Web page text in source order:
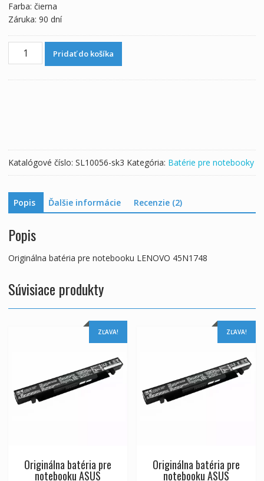
Farba: čierna
Záruka: 90 dní
množstvo
Pridať do košíka
Katalógové číslo: SL10056-sk3 Kategória: Batérie pre notebooky
Popis Ďalšie informácie Recenzie (2)
Popis
Originálna batéria pre notebooku LENOVO 45N1748
Súvisiace produkty
ZĽAVA!
Originálna batéria pre
notebooku ASUS
ZĽAVA!
Originálna batéria pre
notebooku ASUS